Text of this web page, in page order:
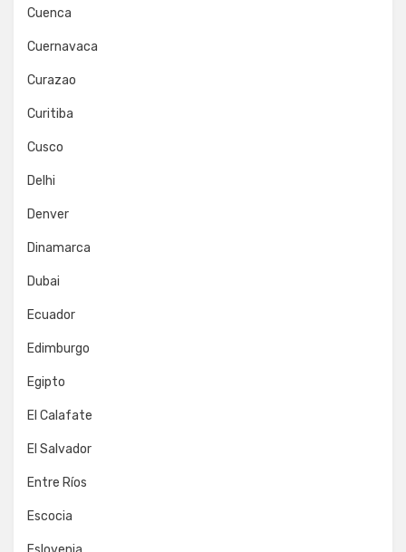
Cuenca
Cuernavaca
Curazao
Curitiba
Cusco
Delhi
Denver
Dinamarca
Dubai
Ecuador
Edimburgo
Egipto
El Calafate
El Salvador
Entre Ríos
Escocia